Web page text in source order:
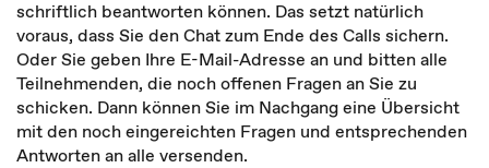
schriftlich beantworten können. Das setzt natürlich
voraus, dass Sie den Chat zum Ende des Calls sichern.
Oder Sie geben Ihre E-Mail-Adresse an und bitten alle
Teilnehmenden, die noch of­fenen Fragen an Sie zu
schicken. Dann können Sie im Nachgang eine Übersicht
mit den noch eingereichten Fragen und entsprechenden
Antworten an alle versenden.